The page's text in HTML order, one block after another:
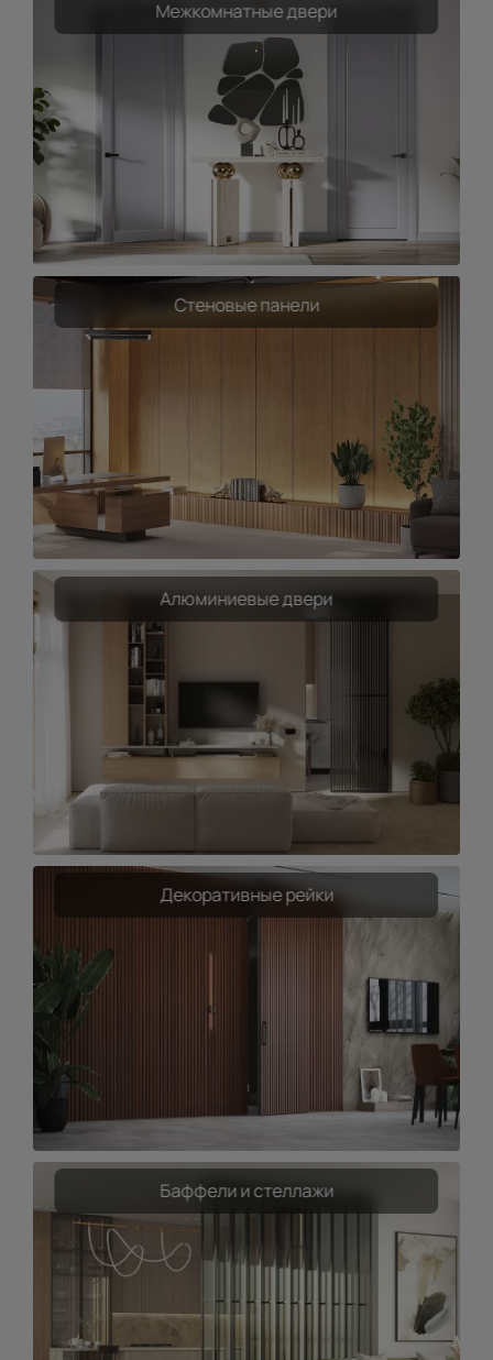
Межкомнатные двери
Стеновые панели
Алюминиевые двери
Декоративные рейки
Баффели и стеллажи